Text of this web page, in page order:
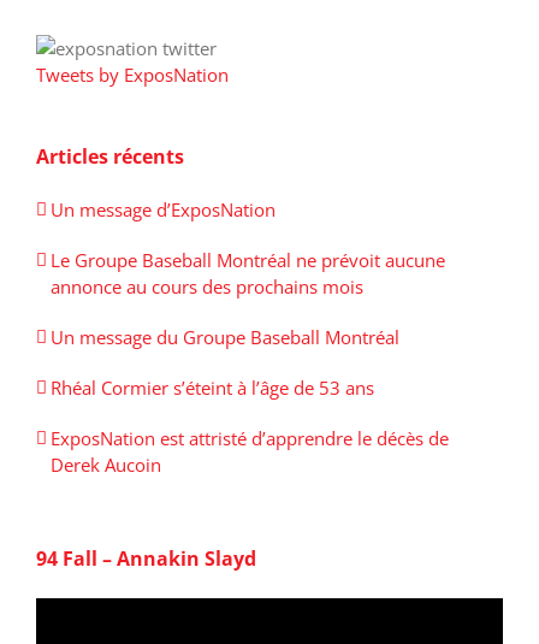
Tweets by ExposNation
Articles récents
Un message d’ExposNation
Le Groupe Baseball Montréal ne prévoit aucune
annonce au cours des prochains mois
Un message du Groupe Baseball Montréal
Rhéal Cormier s’éteint à l’âge de 53 ans
ExposNation est attristé d’apprendre le décès de
Derek Aucoin
94 Fall – Annakin Slayd